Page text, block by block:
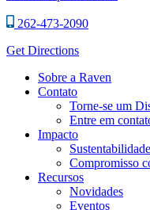
262-473-2090
Get Directions
Sobre a Raven
Contato
Torne-se um
Entre em
Impacto
Sustentabilidade
Compromisso
Recursos
Novidades
Eventos